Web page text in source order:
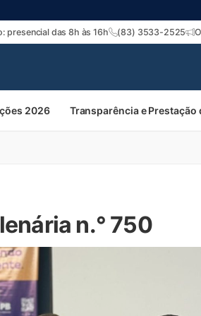
presencial das 8h às 16h (83) 3533-2525
2026 Transparência e Prestação
n.° 750